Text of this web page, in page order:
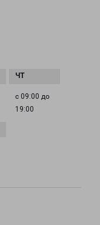
с 09:00 до
19:00